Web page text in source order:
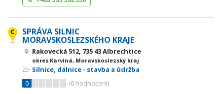
SPRÁVA SILNIC
MORAVSKOSLEZSKÉHO KRAJE
Rakovecká 512, 735 43 Albrechtice
okres Karviná, Moravskoslezský kraj
Silnice, dálnice - stavba a údržba
0
(0 hodnocení)